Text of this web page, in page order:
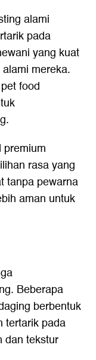
alami
pada
yang kuat
mereka.
food
rasa yang
tanpa pewarna
aman untuk
Beberapa
berbentuk
tertarik pada
dan tekstur